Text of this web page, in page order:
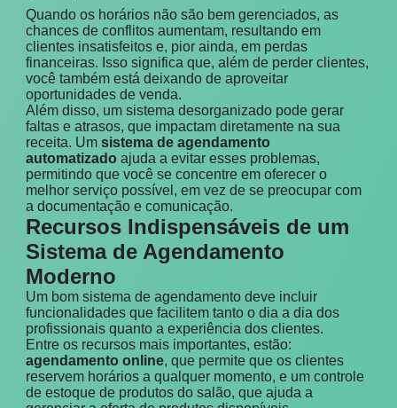
Quando os horários não são bem gerenciados, as
chances de conflitos aumentam, resultando em
clientes insatisfeitos e, pior ainda, em perdas
financeiras. Isso significa que, além de perder clientes,
você também está deixando de aproveitar
oportunidades de venda.
Além disso, um sistema desorganizado pode gerar
faltas e atrasos, que impactam diretamente na sua
receita. Um sistema de agendamento
automatizado ajuda a evitar esses problemas,
permitindo que você se concentre em oferecer o
melhor serviço possível, em vez de se preocupar com
a documentação e comunicação.
Recursos Indispensáveis de um
Sistema de Agendamento
Moderno
Um bom sistema de agendamento deve incluir
funcionalidades que facilitem tanto o dia a dia dos
profissionais quanto a experiência dos clientes.
Entre os recursos mais importantes, estão:
agendamento online, que permite que os clientes
reservem horários a qualquer momento, e um controle
de estoque de produtos do salão, que ajuda a